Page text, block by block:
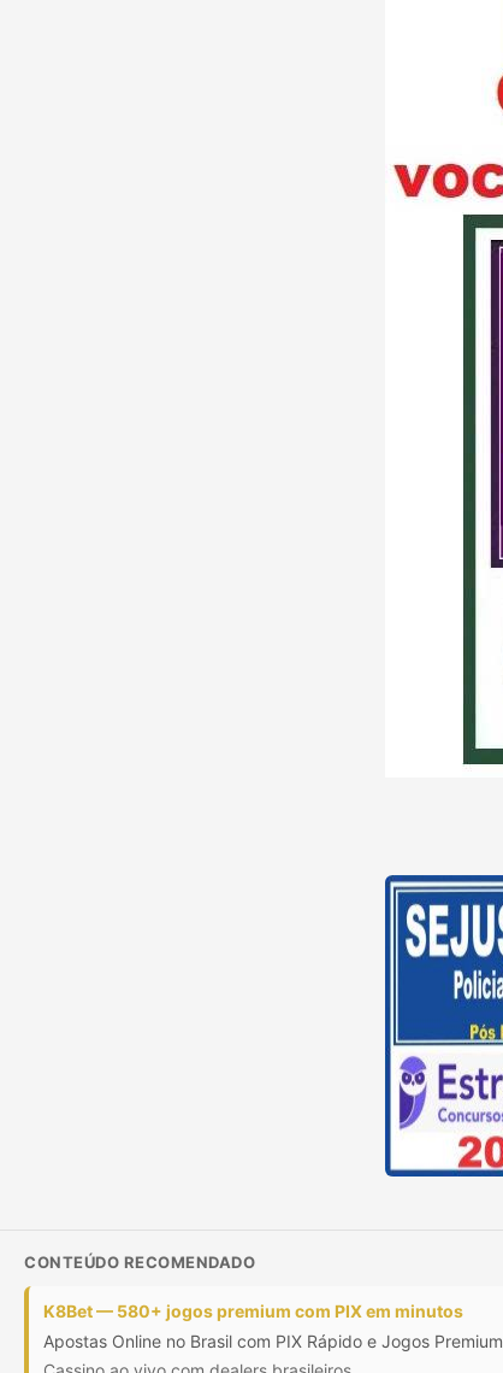
CONTEÚDO RECOMENDADO
K8Bet — 580+ jogos premium com PIX em minutos
Apostas Online no Brasil com PIX Rápido e Jogos Premium